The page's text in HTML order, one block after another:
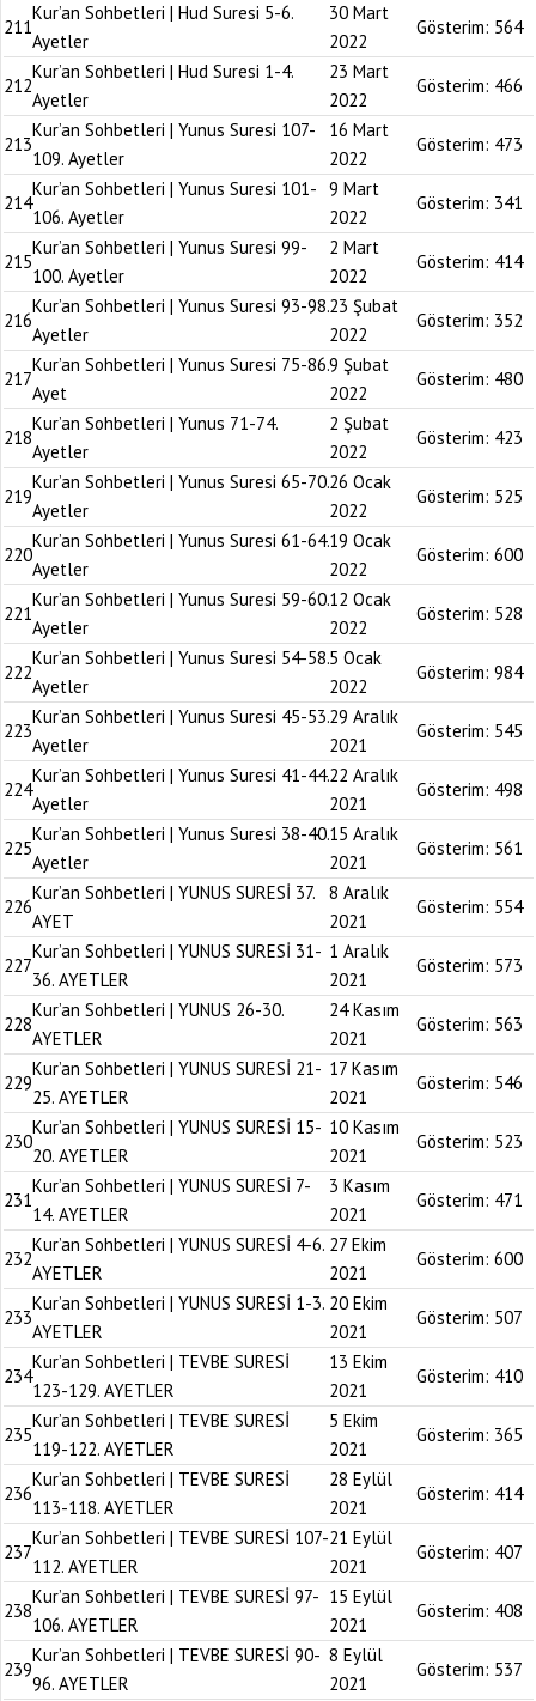
211
Kur’an Sohbetleri | Hud Suresi 5-6.
Ayetler
30 Mart
2022
Gösterim: 564
212
Kur’an Sohbetleri | Hud Suresi 1-4.
Ayetler
23 Mart
2022
Gösterim: 466
213
Kur’an Sohbetleri | Yunus Suresi 107-
109. Ayetler
16 Mart
2022
Gösterim: 473
214
Kur’an Sohbetleri | Yunus Suresi 101-
106. Ayetler
9 Mart
2022
Gösterim: 341
215
Kur’an Sohbetleri | Yunus Suresi 99-
100. Ayetler
2 Mart
2022
Gösterim: 414
216
Kur’an Sohbetleri | Yunus Suresi 93-98.
Ayetler
23 Şubat
2022
Gösterim: 352
217
Kur’an Sohbetleri | Yunus Suresi 75-86.
Ayet
9 Şubat
2022
Gösterim: 480
218
Kur’an Sohbetleri | Yunus 71-74.
Ayetler
2 Şubat
2022
Gösterim: 423
219
Kur’an Sohbetleri | Yunus Suresi 65-70.
Ayetler
26 Ocak
2022
Gösterim: 525
220
Kur’an Sohbetleri | Yunus Suresi 61-64.
Ayetler
19 Ocak
2022
Gösterim: 600
221
Kur’an Sohbetleri | Yunus Suresi 59-60.
Ayetler
12 Ocak
2022
Gösterim: 528
222
Kur’an Sohbetleri | Yunus Suresi 54-58.
Ayetler
5 Ocak
2022
Gösterim: 984
223
Kur’an Sohbetleri | Yunus Suresi 45-53.
Ayetler
29 Aralık
2021
Gösterim: 545
224
Kur’an Sohbetleri | Yunus Suresi 41-44.
Ayetler
22 Aralık
2021
Gösterim: 498
225
Kur’an Sohbetleri | Yunus Suresi 38-40.
Ayetler
15 Aralık
2021
Gösterim: 561
226
Kur’an Sohbetleri | YUNUS SURESİ 37.
AYET
8 Aralık
2021
Gösterim: 554
227
Kur’an Sohbetleri | YUNUS SURESİ 31-
36. AYETLER
1 Aralık
2021
Gösterim: 573
228
Kur’an Sohbetleri | YUNUS 26-30.
AYETLER
24 Kasım
2021
Gösterim: 563
229
Kur’an Sohbetleri | YUNUS SURESİ 21-
25. AYETLER
17 Kasım
2021
Gösterim: 546
230
Kur’an Sohbetleri | YUNUS SURESİ 15-
20. AYETLER
10 Kasım
2021
Gösterim: 523
231
Kur’an Sohbetleri | YUNUS SURESİ 7-
14. AYETLER
3 Kasım
2021
Gösterim: 471
232
Kur’an Sohbetleri | YUNUS SURESİ 4-6.
AYETLER
27 Ekim
2021
Gösterim: 600
233
Kur’an Sohbetleri | YUNUS SURESİ 1-3.
AYETLER
20 Ekim
2021
Gösterim: 507
234
Kur’an Sohbetleri | TEVBE SURESİ
123-129. AYETLER
13 Ekim
2021
Gösterim: 410
235
Kur’an Sohbetleri | TEVBE SURESİ
119-122. AYETLER
5 Ekim
2021
Gösterim: 365
236
Kur’an Sohbetleri | TEVBE SURESİ
113-118. AYETLER
28 Eylül
2021
Gösterim: 414
237
Kur’an Sohbetleri | TEVBE SURESİ 107-
112. AYETLER
21 Eylül
2021
Gösterim: 407
238
Kur’an Sohbetleri | TEVBE SURESİ 97-
106. AYETLER
15 Eylül
2021
Gösterim: 408
239
Kur’an Sohbetleri | TEVBE SURESİ 90-
96. AYETLER
8 Eylül
2021
Gösterim: 537